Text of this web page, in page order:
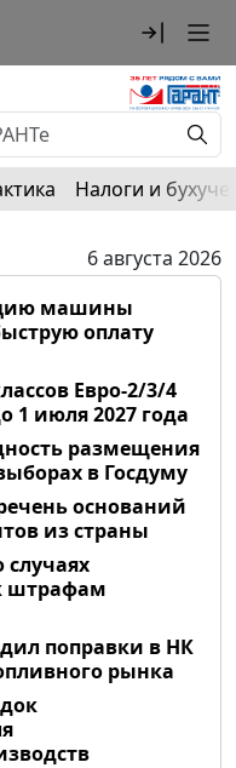
Налоги и
6 августа 2026
машины
оплату
Евро-2/3/4
1 июля 2027 года
размещения
в Госдуму
оснований
из страны
случаях
штрафам
поправки в НК
рынка